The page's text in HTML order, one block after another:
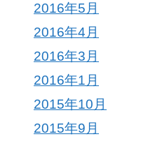
2016年5月
2016年4月
2016年3月
2016年1月
2015年10月
2015年9月